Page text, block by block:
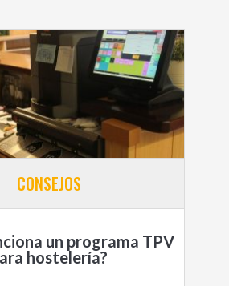
CONSEJOS
un programa TPV
hostelería?